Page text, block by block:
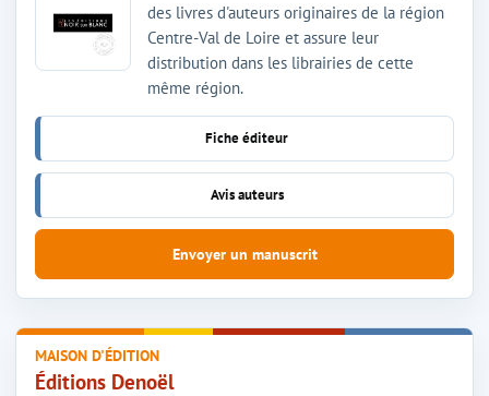
des livres d'auteurs originaires de la région
Centre-Val de Loire et assure leur
distribution dans les librairies de cette
même région.
Fiche éditeur
Avis auteurs
Envoyer un manuscrit
MAISON D'ÉDITION
Éditions Denoël